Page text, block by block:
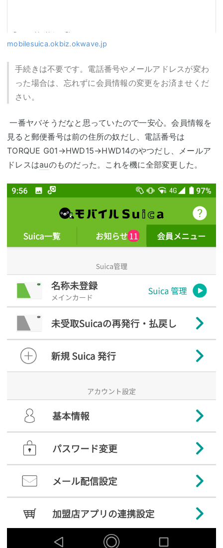
mobilesuica.okbiz.okwave.jp
手続きは不要です。電話番号やメールアドレスが変わ
った場合は、忘れずに会員情報の変更をお済ませくだ
さい。
一番ヤバそうだなと思っていたので一安心。会員情報を
見ると郵便番号は前の住所の奴だし、電話番号は
TORQUE G01→HWD15→HWD14のやつだし、メールア
ドレスはauのものだった。これを機に全部変更した。